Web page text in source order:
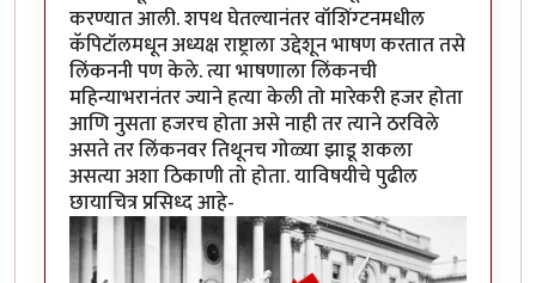
करण्यात आली. शपथ घेतल्यानंतर वॉशिंग्टनमधील
कॅपिटॉलमधून अध्यक्ष राष्ट्राला उद्देशून भाषण करतात तसे
लिंकननी पण केले. त्या भाषणाला लिंकनची
महिन्याभरानंतर ज्याने हत्या केली तो मारेकरी हजर होता
आणि नुसता हजरच होता असे नाही तर त्याने ठरविले
असते तर लिंकनवर तिथूनच गोळ्या झाडू शकला
असत्या अशा ठिकाणी तो होता. याविषयीचे पुढील
छायाचित्र प्रसिध्द आहे-